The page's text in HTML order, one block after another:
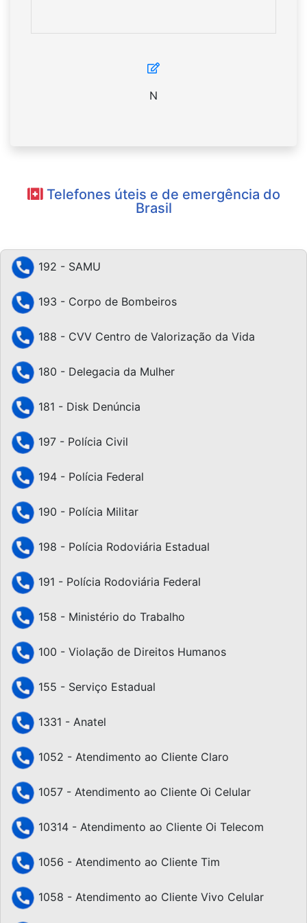
N
Telefones úteis e de emergência do
Brasil
192 - SAMU
193 - Corpo de Bombeiros
188 - CVV Centro de Valorização da Vida
180 - Delegacia da Mulher
181 - Disk Denúncia
197 - Polícia Civil
194 - Polícia Federal
190 - Polícia Militar
198 - Polícia Rodoviária Estadual
191 - Polícia Rodoviária Federal
158 - Ministério do Trabalho
100 - Violação de Direitos Humanos
155 - Serviço Estadual
1331 - Anatel
1052 - Atendimento ao Cliente Claro
1057 - Atendimento ao Cliente Oi Celular
10314 - Atendimento ao Cliente Oi Telecom
1056 - Atendimento ao Cliente Tim
1058 - Atendimento ao Cliente Vivo Celular